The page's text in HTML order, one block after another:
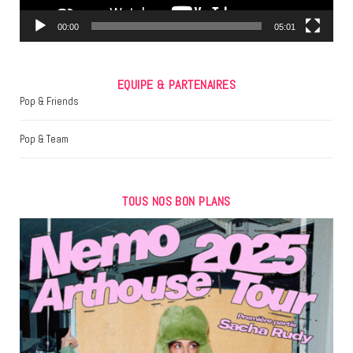
m
00:00 05:01
EQUIPE & PARTENAIRES
Pop & Friends
Pop & Team
TOUS NOS BON PLANS